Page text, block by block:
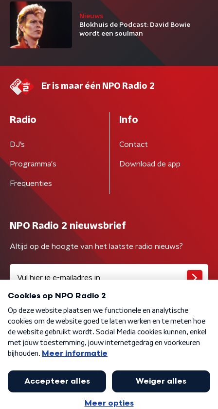
Nieuws
Blokhuis de Podcast: David Bowie
wordt een soulman
Er is maar één NPO Radio 2
Radio
DJ’s
Programma's
Frequenties
Info
Contact
Download de app
NPO Radio 2 nieuwsbrief
Altijd op de hoogte van het laatste radio nieuws?
Algemene voorwaarden